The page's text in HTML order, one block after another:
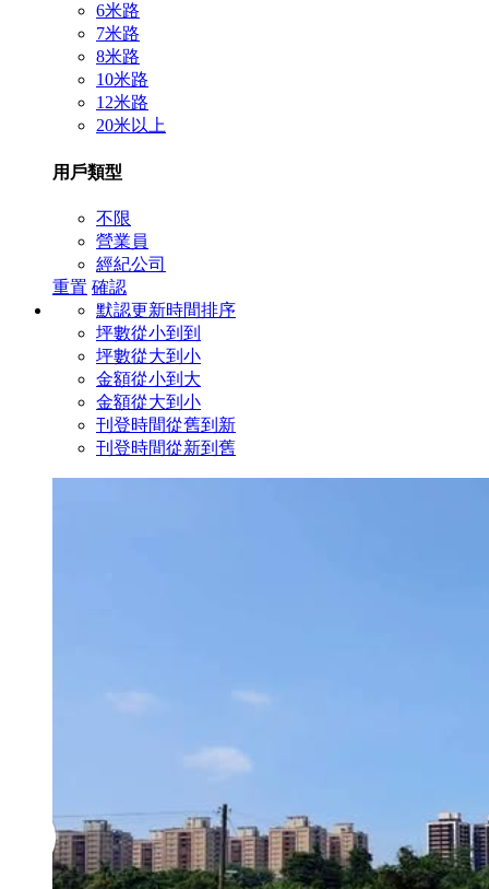
6米路
7米路
8米路
10米路
12米路
20米以上
用戶類型
不限
營業員
經紀公司
重置 確認
默認更新時間排序
坪數從小到到
坪數從大到小
金額從小到大
金額從大到小
刊登時間從舊到新
刊登時間從新到舊